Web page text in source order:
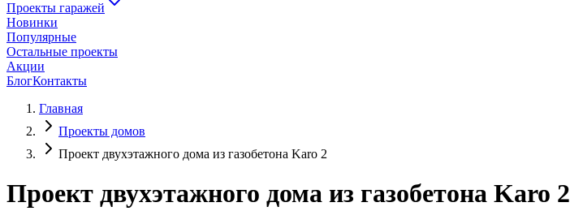
Проекты гаражей
Новинки
Популярные
Остальные проекты
Акции
БлогКонтакты
Главная
Проекты домов
Проект двухэтажного дома из газобетона Karo 2
Проект двухэтажного дома из газобетона Karo 2